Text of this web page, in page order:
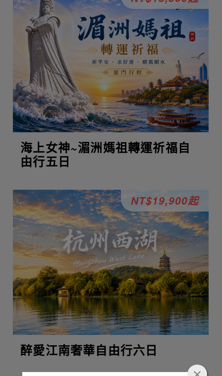
海上女神~湄洲媽祖轉運祈福自
由行五日
醉愛江南奢華自由行六日
NT$19,900起